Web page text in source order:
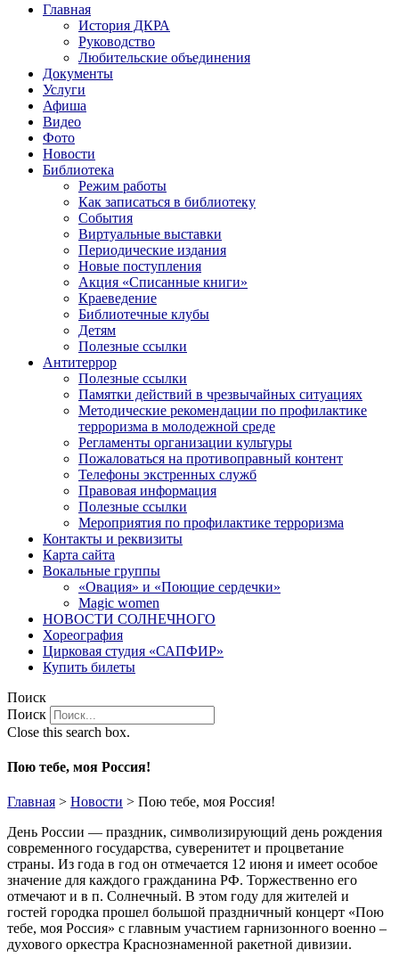
Главная
История ДКРА
Руководство
Любительские объединения
Документы
Услуги
Афиша
Видео
Фото
Новости
Библиотека
Режим работы
Как записаться в библиотеку
События
Виртуальные выставки
Периодические издания
Новые поступления
Акция «Списанные книги»
Краеведение
Библиотечные клубы
Детям
Полезные ссылки
Антитеррор
Полезные ссылки
Памятки действий в чрезвычайных ситуациях
Методические рекомендации по профилактике
терроризма в молодежной среде
Регламенты организации культуры
Пожаловаться на противоправный контент
Телефоны экстренных служб
Правовая информация
Полезные ссылки
Мероприятия по профилактике терроризма
Контакты и реквизиты
Карта сайта
Вокальные группы
«Овация» и «Поющие сердечки»
Magic women
НОВОСТИ СОЛНЕЧНОГО
Хореография
Цирковая студия «САПФИР»
Купить билеты
Поиск
Поиск
Close this search box.
Пою тебе, моя Россия!
Главная > Новости > Пою тебе, моя Россия!
День России — праздник, символизирующий день рождения
современного государства, суверенитет и процветание
страны. Из года в год он отмечается 12 июня и имеет особое
значение для каждого гражданина РФ. Торжественно его
отмечают и в п. Солнечный. В этом году для жителей и
гостей городка прошел большой праздничный концерт «Пою
тебе, моя Россия» с главным участием гарнизонного военно –
духового оркестра Краснознаменной ракетной дивизии.